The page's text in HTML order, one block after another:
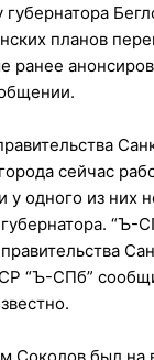
губернатора
планов
ранее
сейчас
у одного из них
“Ъ-
“Ъ-СПб”
Соколов был на